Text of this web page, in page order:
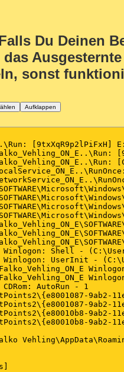
Du Deinen
das
sonst
Aufklappen
[9txXqR9p2lPiFxH]
Winlogon: Shell -
Winlogon: UserInit -
CDRom: AutoRun - 1
9ab2-
9ab2-
9ab2-
9ab2-